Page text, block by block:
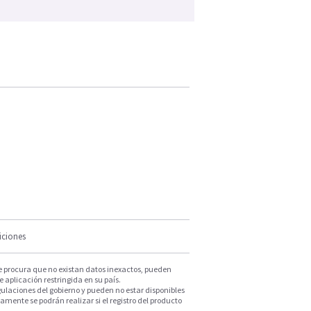
que no existan datos inexactos, pueden
aplicación restringida en su país.
del gobierno y pueden no estar disponibles
se podrán realizar si el registro del producto